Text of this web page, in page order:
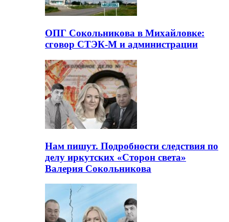
ОПГ Сокольникова в Михайловке:
сговор СТЭК-М и администрации
Нам пишут. Подробности следствия по
делу иркутских «Сторон света»
Валерия Сокольникова